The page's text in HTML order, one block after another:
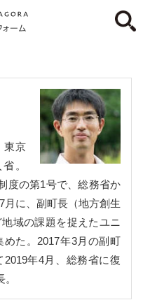
東京
。
度の第1号で、総務省か
月に、副町長（地方創生
域の課題を捉えたユニ
た。2017年3月の副町
年4月、総務省に復